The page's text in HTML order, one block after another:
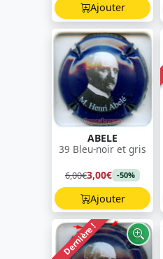
Ajouter
ABELE
39 Bleu-noir et gris
6,00€3,00€ -50%
Ajouter
Dernière !